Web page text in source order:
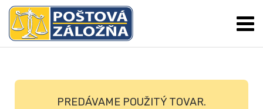
PREDÁVAME POUŽITÝ TOVAR.